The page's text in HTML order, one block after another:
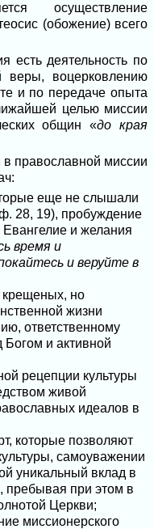
осуществление
(обожение) всего
есть деятельность по
веры, воцерковлению
и по передаче опыта
целью миссии
общин «до края
православной миссии
еще не слышали
28, 19), пробуждение
и желания
время и
и веруйте в
крещеных, но
жизни
ответственному
и активной
рецепции культуры
живой
идеалов в
которые позволяют
самоуважении
уникальный вклад в
пребывая при этом в
Церкви;
миссионерского